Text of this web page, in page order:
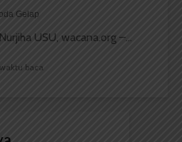
Gelap
USU, wacana.org –...
baca